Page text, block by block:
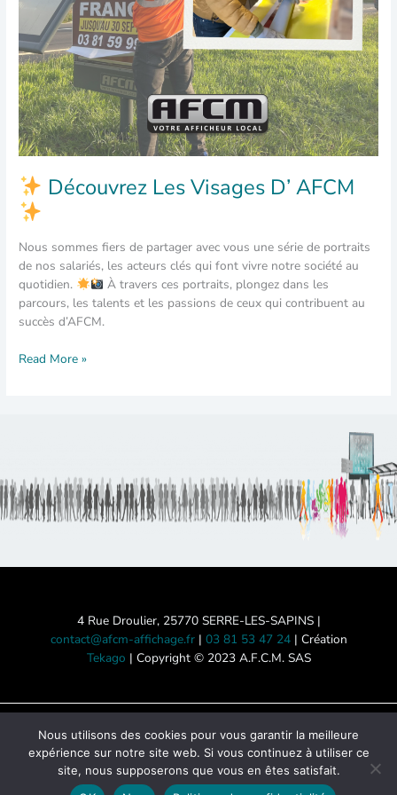
Découvrez Les Visages D’ AFCM
Nous sommes fiers de partager avec vous une série de portraits
de nos salariés, les acteurs clés qui font vivre notre société au
quotidien.
À travers ces portraits, plongez dans les
parcours, les talents et les passions de ceux qui contribuent au
succès d’AFCM.
Read More »
4 Rue Droulier, 25770 SERRE-LES-SAPINS |
contact@afcm-affichage.fr| 03 81 53 47 24| Création
Tekago | Copyright © 2023 A.F.C.M. SAS
Mentions légales-Politique de
confidentialité-Accessibilité des
locaux-Nous contacter
Nous utilisons des cookies pour vous garantir la meilleure
expérience sur notre site web. Si vous continuez à utiliser ce
site, nous supposerons que vous en êtes satisfait.